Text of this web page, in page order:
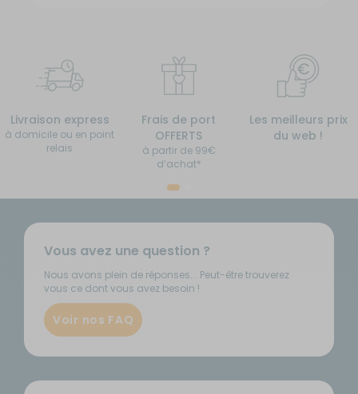
Livraison express
à domicile ou en point
relais
Frais de port
OFFERTS
à partir de 99€
d’achat*
Les meilleurs prix
du web !
Vous avez une question ?
Nous avons plein de réponses... Peut-être trouverez
vous ce dont vous avez besoin !
Voir nos FAQ